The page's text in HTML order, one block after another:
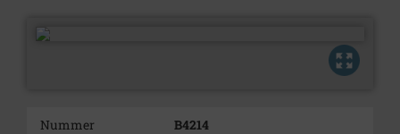
Nummer
B4214